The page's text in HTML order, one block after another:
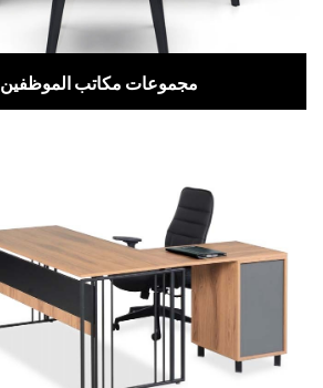
LERA مجموعات مكاتب الموظفين